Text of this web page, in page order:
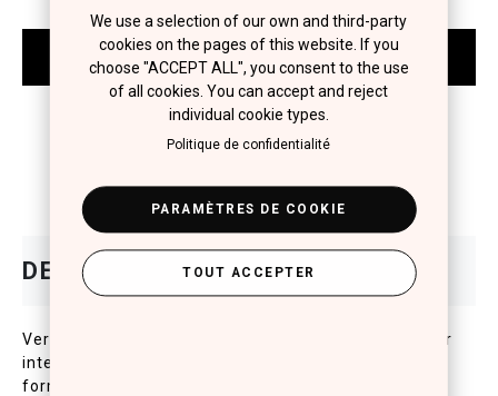
Vernis a ongles Long Lasting qui promet de la couleur
intense et de la brillance qui dure jusqua 10 jours. Sa
formule de gel unique, comparable aux manucures
We use a selection of our own and third-party
cookies on the pages of this website. If you
choose "ACCEPT ALL", you consent to the use
of all cookies. You can accept and reject
individual cookie types.
Politique de confidentialité
PARAMÈTRES DE COOKIE
TOUT ACCEPTER